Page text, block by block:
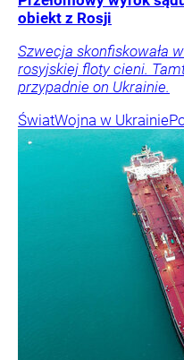
obiekt z Rosji
Szwecja skonfiskowała
rosyjskiej floty cieni.
przypadnie on Ukrainie.
ŚwiatWojna w Ukrainie